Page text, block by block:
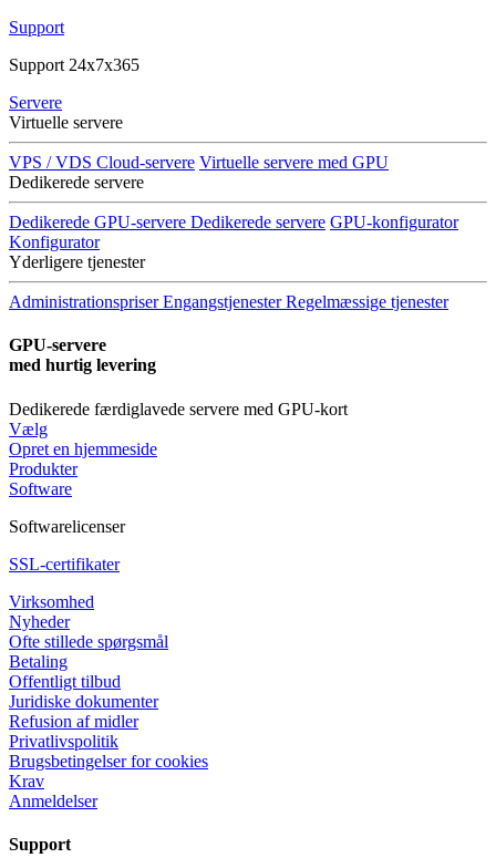
Support
Support 24x7x365
Servere
Virtuelle servere
VPS / VDS Cloud-servere Virtuelle servere med GPU
Dedikerede servere
Dedikerede GPU-servere Dedikerede servere GPU-konfigurator
Konfigurator
Yderligere tjenester
Administrationspriser Engangstjenester Regelmæssige tjenester
GPU-servere
med hurtig levering
Dedikerede færdiglavede servere med GPU-kort
Vælg
Opret en hjemmeside
Produkter
Software
Softwarelicenser
SSL-certifikater
Virksomhed
Nyheder
Ofte stillede spørgsmål
Betaling
Offentligt tilbud
Juridiske dokumenter
Refusion af midler
Privatlivspolitik
Brugsbetingelser for cookies
Krav
Anmeldelser
Support